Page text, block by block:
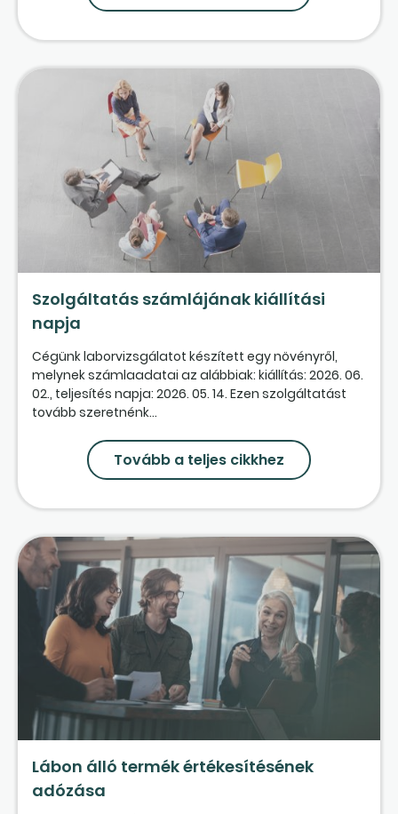
Szolgáltatás számlájának kiállítási
napja
Cégünk laborvizsgálatot készített egy növényről,
melynek számlaadatai az alábbiak: kiállítás: 2026. 06.
02., teljesítés napja: 2026. 05. 14. Ezen szolgáltatást
tovább szeretnénk...
Tovább a teljes cikkhez
Lábon álló termék értékesítésének
adózása